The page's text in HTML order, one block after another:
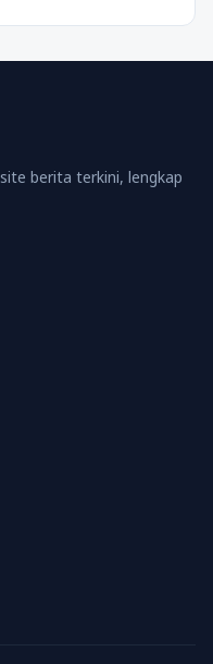
berita terkini, lengkap